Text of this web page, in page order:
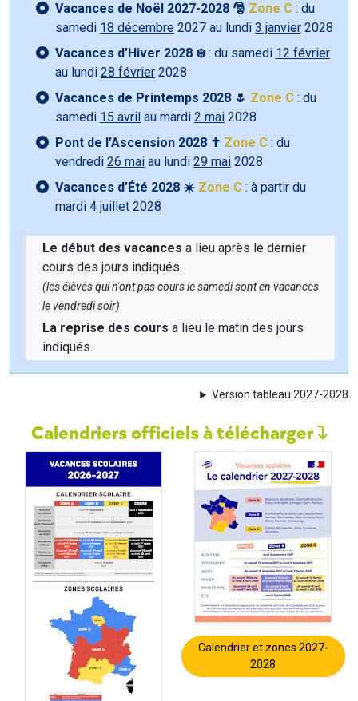
Vacances de Noël 2027-2028 🎅 Zone C : du
samedi 18 décembre 2027 au lundi 3 janvier 2028
Vacances d’Hiver 2028 ❄️: du samedi 12 février
au lundi 28 février 2028
Vacances de Printemps 2028 🌷 Zone C : du
samedi 15 avril au mardi 2 mai 2028
Pont de l’Ascension 2028 ✝️ Zone C : du
vendredi 26 mai au lundi 29 mai 2028
Vacances d’Été 2028 ☀️ Zone C : à partir du
mardi 4 juillet 2028
Le début des vacances a lieu après le dernier
cours des jours indiqués.
(les élèves qui n'ont pas cours le samedi sont en vacances
le vendredi soir)
La reprise des cours a lieu le matin des jours
indiqués.
Version tableau 2027-2028
Calendriers officiels à télécharger
Calendrier et zones 2027-
2028